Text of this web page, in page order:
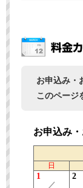
お申込み・
このページ
お申込み
日
1
／
2